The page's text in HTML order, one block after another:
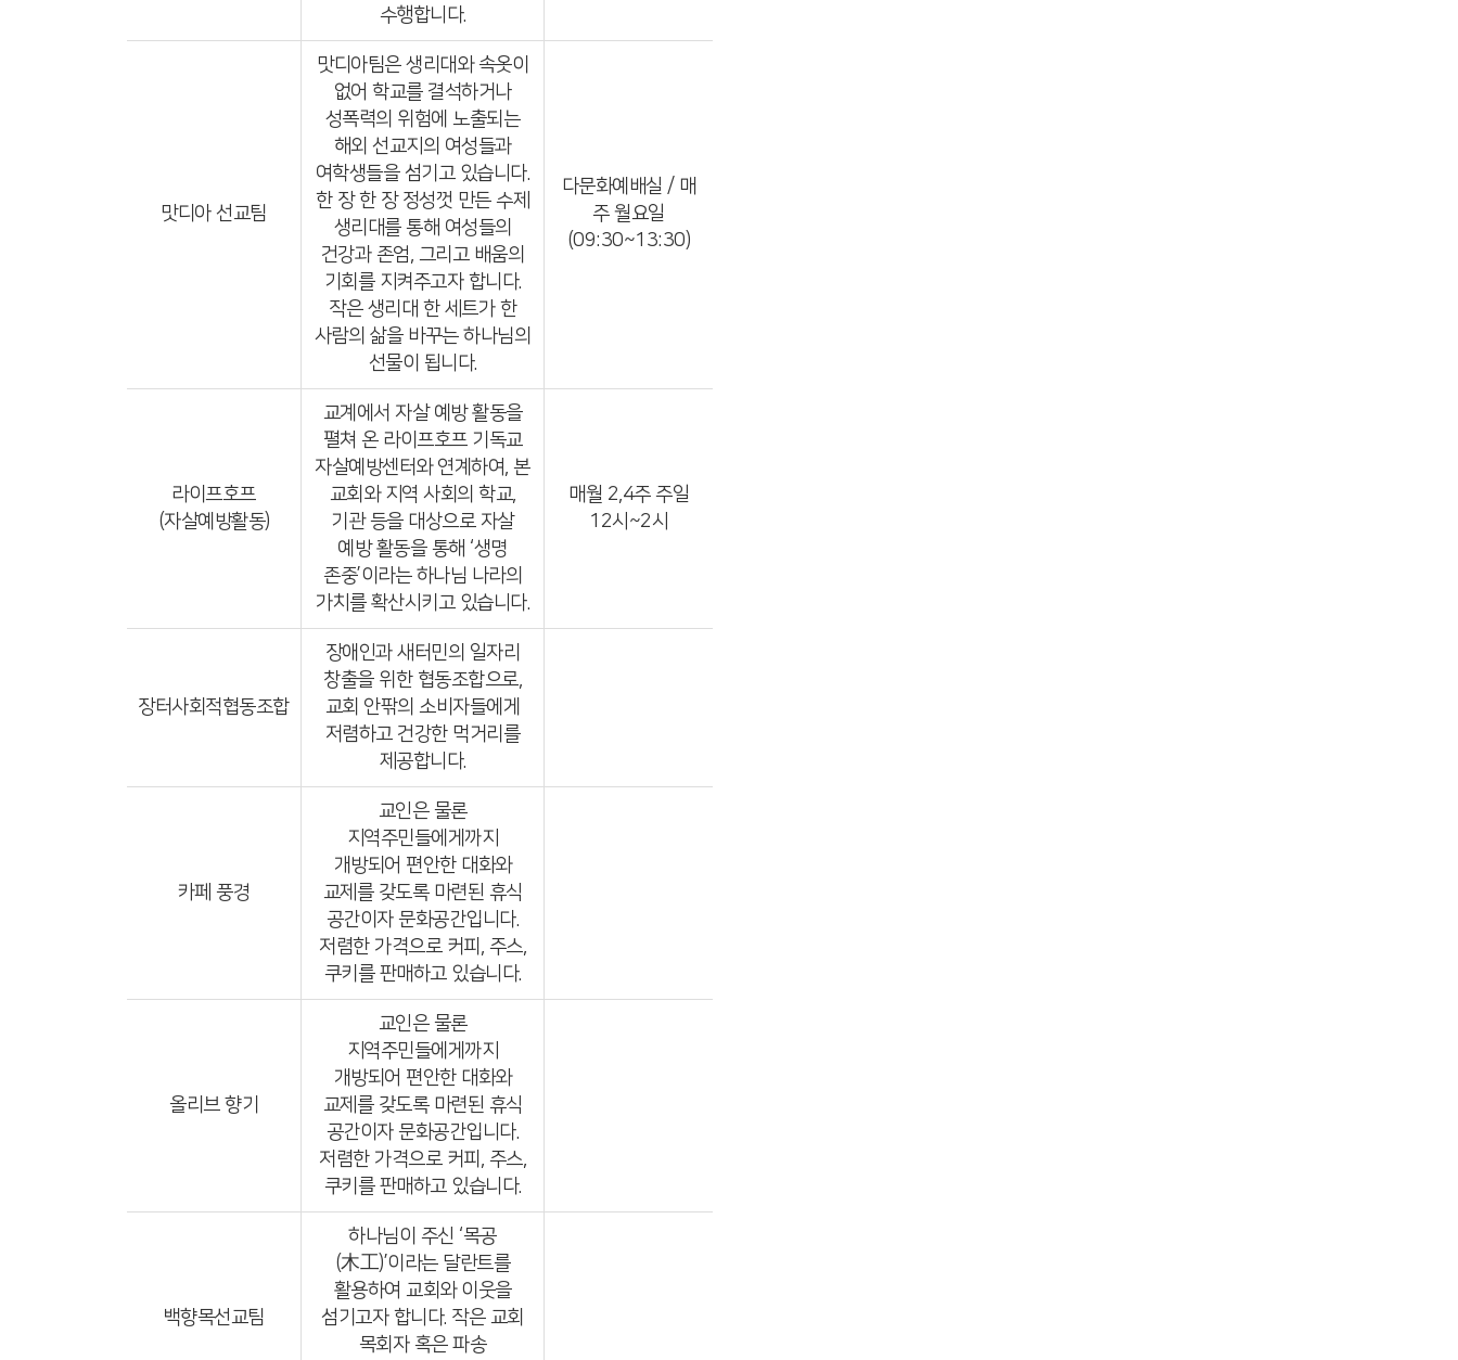
수행합니다.
맛디아 선교팀
맛디아팀은 생리대와 속옷이
없어 학교를 결석하거나
성폭력의 위험에 노출되는
해외 선교지의 여성들과
여학생들을 섬기고 있습니다.
한 장 한 장 정성껏 만든 수제
생리대를 통해 여성들의
건강과 존엄, 그리고 배움의
기회를 지켜주고자 합니다.
작은 생리대 한 세트가 한
사람의 삶을 바꾸는 하나님의
선물이 됩니다.
다문화예배실 / 매
주 월요일
(09:30~13:30)
라이프호프
(자살예방활동)
교계에서 자살 예방 활동을
펼쳐 온 라이프호프 기독교
자살예방센터와 연계하여, 본
교회와 지역 사회의 학교,
기관 등을 대상으로 자살
예방 활동을 통해 ‘생명
존중’이라는 하나님 나라의
가치를 확산시키고 있습니다.
매월 2,4주 주일
12시~2시
장터사회적협동조합
장애인과 새터민의 일자리
창출을 위한 협동조합으로,
교회 안팎의 소비자들에게
저렴하고 건강한 먹거리를
제공합니다.
카페 풍경
교인은 물론
지역주민들에게까지
개방되어 편안한 대화와
교제를 갖도록 마련된 휴식
공간이자 문화공간입니다.
저렴한 가격으로 커피, 주스,
쿠키를 판매하고 있습니다.
올리브 향기
교인은 물론
지역주민들에게까지
개방되어 편안한 대화와
교제를 갖도록 마련된 휴식
공간이자 문화공간입니다.
저렴한 가격으로 커피, 주스,
쿠키를 판매하고 있습니다.
백향목선교팀
하나님이 주신 ‘목공
(木工)’이라는 달란트를
활용하여 교회와 이웃을
섬기고자 합니다. 작은 교회
목회자 혹은 파송